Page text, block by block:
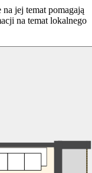
jej temat pomagają
na temat lokalnego